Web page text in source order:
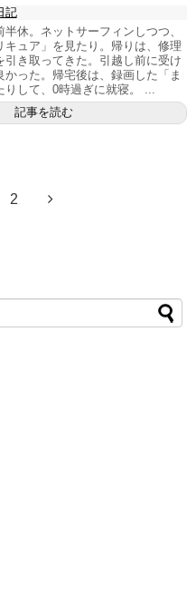
記
半休。ネットサーフィンしつつ、
キュア」を見たり。帰りは、修理
引き取ってきた。引越し前に受け
った。帰宅後は、録画した「ま
して、0時過ぎに就寝。 ...
記事を読む
2